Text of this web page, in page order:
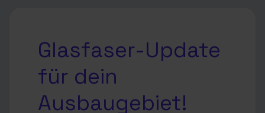
Glasfaser-Update
für dein
Ausbaugebiet!